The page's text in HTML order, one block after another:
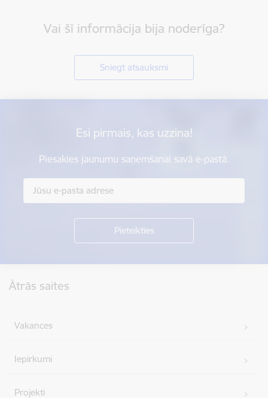
Vai šī informācija bija noderīga?
Sniegt atsauksmi
Esi pirmais, kas uzzina!
Piesakies jaunumu saņemšanai savā e-pastā.
Ātrās saites
Vakances
Iepirkumi
Projekti